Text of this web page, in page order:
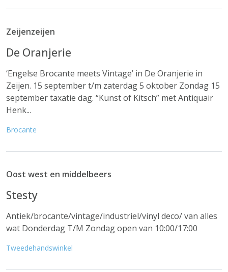
Zeijenzeijen
De Oranjerie
‘Engelse Brocante meets Vintage’ in De Oranjerie in
Zeijen. 15 september t/m zaterdag 5 oktober Zondag 15
september taxatie dag. “Kunst of Kitsch” met Antiquair
Henk...
Brocante
Oost west en middelbeers
Stesty
Antiek/brocante/vintage/industriel/vinyl deco/ van alles
wat Donderdag T/M Zondag open van 10:00/17:00
Tweedehandswinkel